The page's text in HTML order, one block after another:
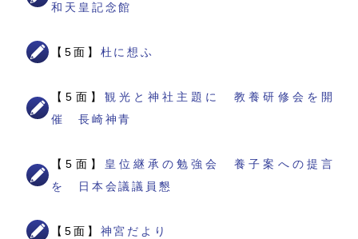
和天皇記念館
【5面】 杜に想ふ
【5面】 観光と神社主題に 教養研修会を開
催 長崎神青
【5面】 皇位継承の勉強会 養子案への提言
を 日本会議議員懇
【5面】 神宮だより